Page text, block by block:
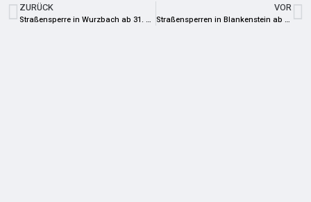
ZURÜCK
Straßensperre in Wurzbach ab 31. Mai
VOR
Straßensperren in Blankenstein ab 1. Juni